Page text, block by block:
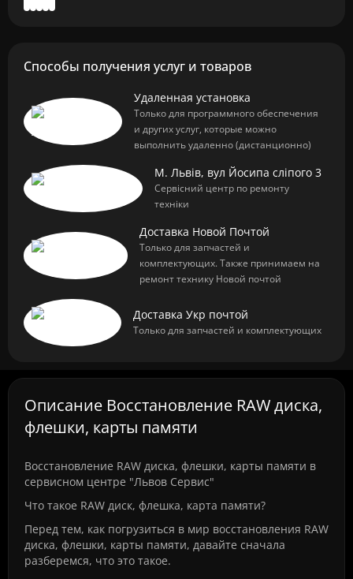
Способы получения услуг и товаров
Удаленная установка
Только для программного обеспечения
и других услуг, которые можно
выполнить удаленно (дистанционно)
М. Львів, вул Йосипа сліпого 3
Сервісний центр по ремонту
техніки
Доставка Новой Почтой
Только для запчастей и
комплектующих. Также принимаем на
ремонт технику Новой почтой
Доставка Укр почтой
Только для запчастей и комплектующих
Описание Восстановление RAW диска,
флешки, карты памяти
Восстановление RAW диска, флешки, карты памяти в
сервисном центре "Львов Сервис"
Что такое RAW диск, флешка, карта памяти?
Перед тем, как погрузиться в мир восстановления RAW
диска, флешки, карты памяти, давайте сначала
разберемся, что это такое.